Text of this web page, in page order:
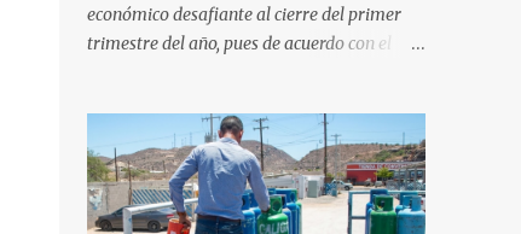
impulsado por el interés creciente en el
turismo de naturaleza. Le siguen destinos
Nuevo). La Paz: 66%. Loreto: 58%. Mulegé:
54%. "Estamos viendo un fenómeno de
diversificación. Ya no solo vienen por el lujo
de Los Cabos, sino por la aut...
económico desafiante al cierre del primer
trimestre del año, pues de acuerdo con el
sudcalifornia se consolidó como la tercera
entidad con el costo de vida más elevado en
cuanto a productos de primera necesidad a
nivel nacional. Los datos correspondientes al